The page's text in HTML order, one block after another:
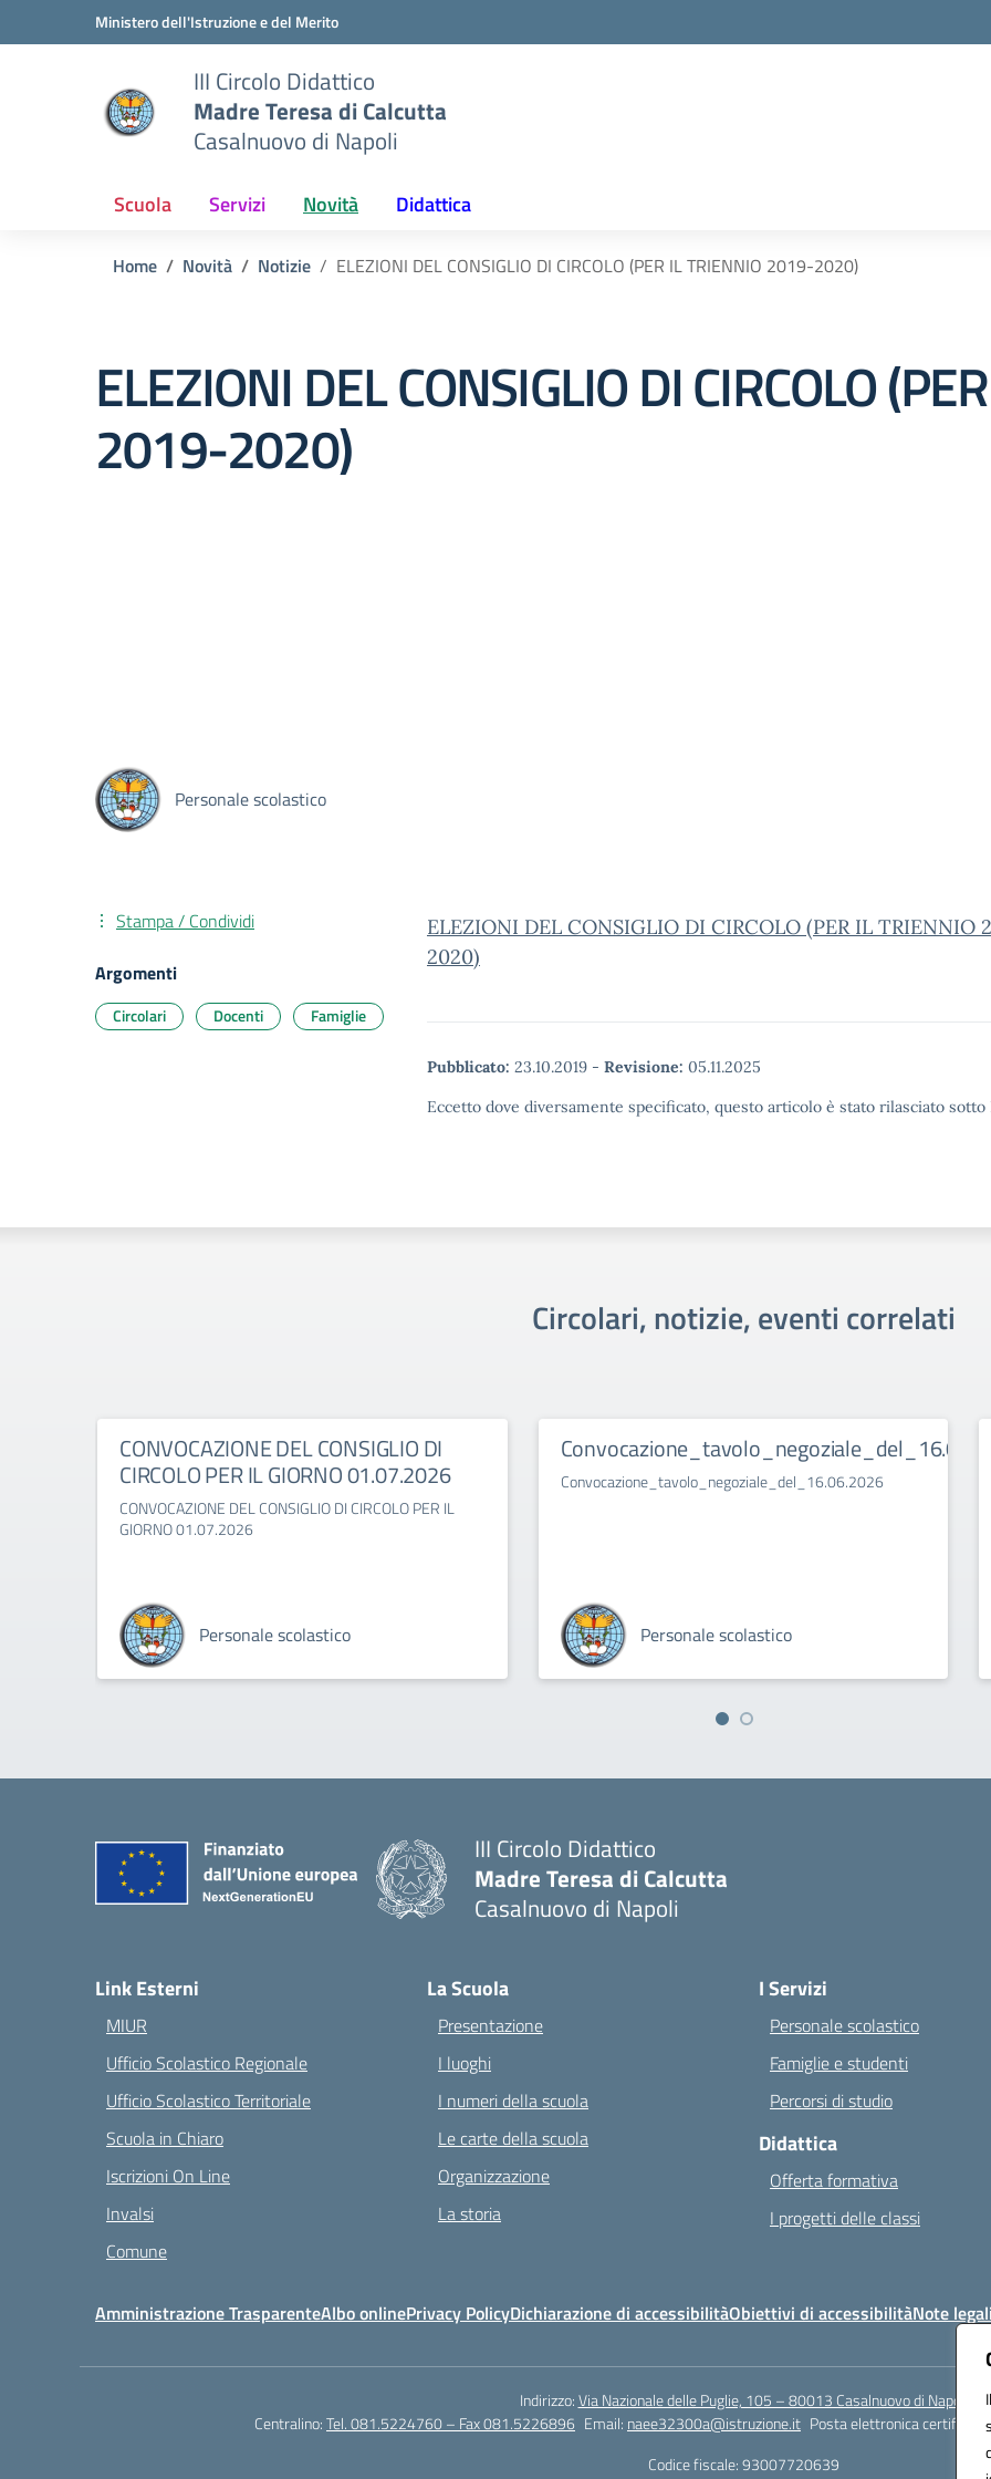
Vai ai contenuti
Vai al menu di navigazioneMinistero dell'Istruzione e del Merito
III Circolo Didattico
Madre Teresa di Calcutta
Casalnuovo di Napoli
Scuola Servizi Novità Didattica
Home Novità Notizie ELEZIONI DEL CONSIGLIO DI CIRCOLO (PER IL TRIENNIO 2019-2020)
ELEZIONI DEL CONSIGLIO DI CIRCOLO
2019-2020)
Personale scolastico
ELEZIONI DEL CONSIGLIO DI CIRCOLO (PER IL TRIENNIO
2020)
Pubblicato: 23.10.2019 - Revisione: 05.11.2025
Eccetto dove diversamente specificato, questo articolo è stato rilasciato
Stampa / Condividi
Argomenti
Circolari Docenti Famiglie
Circolari, notizie, eventi correlati
CONVOCAZIONE DEL CONSIGLIO DI
CIRCOLO PER IL GIORNO 01.07.2026
CONVOCAZIONE DEL CONSIGLIO DI CIRCOLO PER IL
GIORNO 01.07.2026
Personale scolastico
Convocazione_tavolo_negoziale_del_16.06.2026
Personale scolastico
III Circolo Didattico
Madre Teresa di Calcutta
Casalnuovo di Napoli
Link Esterni
MIUR
Ufficio Scolastico Regionale
Ufficio Scolastico Territoriale
Scuola in Chiaro
Iscrizioni On Line
Invalsi
Comune
La Scuola
Presentazione
I luoghi
I numeri della scuola
Le carte della scuola
Organizzazione
La storia
I Servizi
Personale scolastico
Famiglie e studenti
Percorsi di studio
Didattica
Offerta formativa
I progetti delle classi
Amministrazione TrasparenteAlbo onlinePrivacy PolicyDichiarazione di accessibilitàObiettivi di accessibilitàNote
Indirizzo:Via Nazionale delle Puglie, 105 – 80013 Casalnuovo di Napoli
Centralino:Tel. 081.5224760 – Fax 081.5226896 Email: naee32300a@istruzione.it Posta elettronica certificata
Codice fiscale: 93007720639